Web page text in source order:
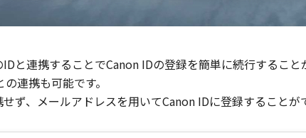
連携することでCanon IDの登録を簡単に続行すること
連携も可能です。
、メールアドレスを用いてCanon IDに登録することが